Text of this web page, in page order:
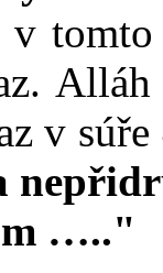
tomto
v
….."